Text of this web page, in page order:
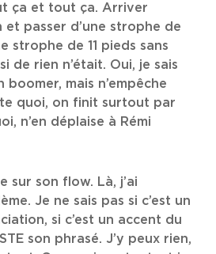
ça et tout ça. Arriver
et passer d’une strophe de
strophe de 11 pieds sans
de rien n’était. Oui, je sais
boomer, mais n’empêche
quoi, on finit surtout par
n’en déplaise à Rémi
sur son flow. Là, j’ai
Je ne sais pas si c’est un
si c’est un accent du
son phrasé. J’y peux rien,